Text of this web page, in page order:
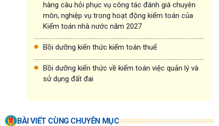
hàng câu hỏi phục vụ công tác đánh giá chuyên
môn, nghiệp vụ trong hoạt động kiểm toán của
Kiểm toán nhà nước năm 2027
Bồi dưỡng kiến thức kiểm toán thuế
Bồi dưỡng kiến thức về kiểm toán việc quản lý và
sử dụng đất đai
BÀI VIẾT CÙNG CHUYÊN MỤC